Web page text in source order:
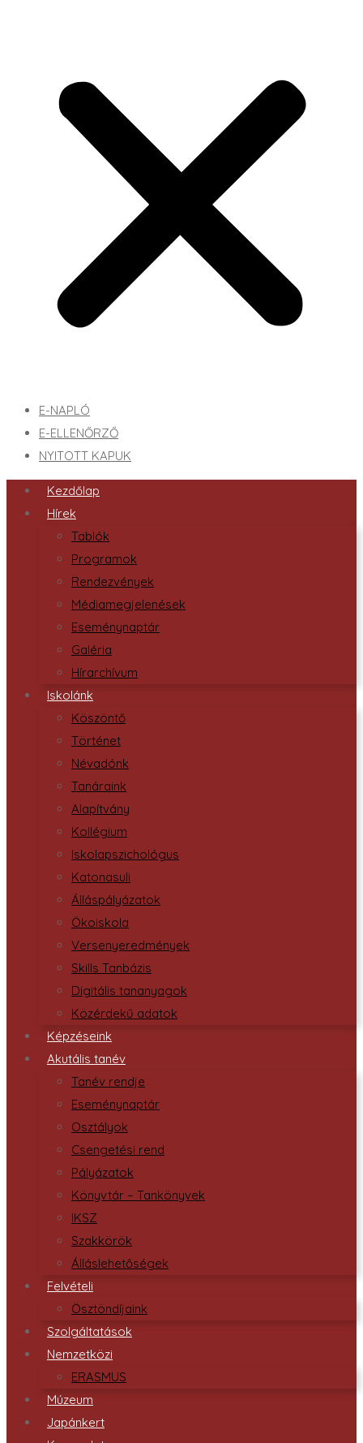
E-NAPLÓ
E-ELLENŐRZŐ
NYITOTT KAPUK
Kezdőlap
Hírek
Tablók
Programok
Rendezvények
Médiamegjelenések
Eseménynaptár
Galéria
Hírarchívum
Iskolánk
Köszöntő
Történet
Névadónk
Tanáraink
Alapítvány
Kollégium
Iskolapszichológus
Katonasuli
Álláspályázatok
Ökoiskola
Versenyeredmények
Skills Tanbázis
Digitális tananyagok
Közérdekű adatok
Képzéseink
Akutális tanév
Tanév rendje
Eseménynaptár
Osztályok
Csengetési rend
Pályázatok
Könyvtár – Tankönyvek
IKSZ
Szakkörök
Álláslehetőségek
Felvételi
Ösztöndíjaink
Szolgáltatások
Nemzetközi
ERASMUS
Múzeum
Japánkert